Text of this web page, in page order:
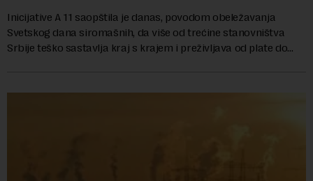
Inicijative A 11 saopštila je danas, povodom obeležavanja
Svetskog dana siromašnih, da više od trećine stanovništva
Srbije teško sastavlja kraj s krajem i preživljava od plate do